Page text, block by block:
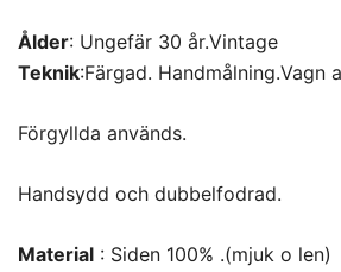
Ålder: Ungefär 30 år.Vintage
Teknik:Färgad. Handmålning.Vagn
Förgyllda används.
Handsydd och dubbelfodrad.
Material : Siden 100% .(mjuk o len)